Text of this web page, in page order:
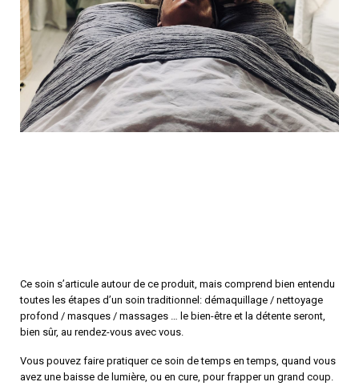
Ce soin s’articule autour de ce produit, mais comprend bien entendu
toutes les étapes d’un soin traditionnel: démaquillage / nettoyage
profond / masques / massages … le bien-être et la détente seront,
bien sûr, au rendez-vous avec vous.
Vous pouvez faire pratiquer ce soin de temps en temps, quand vous
avez une baisse de lumière, ou en cure, pour frapper un grand coup.